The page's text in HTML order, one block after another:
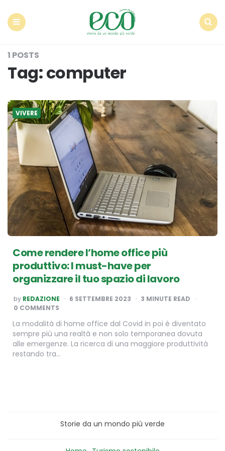
1 POSTS
Tag:computer
VIVERE
Come rendere l’home office più
produttivo: I must-have per
organizzare il tuo spazio di lavoro
POSTED
BY
by REDAZIONE 6 SETTEMBRE 2023 3 MINUTE READ
0 COMMENTS
La modalità di home office dal Covid in poi è diventato
sempre più una realtà e non solo temporanea dovuta
alle emergenze. La ricerca di una maggiore produttività
restando tra…
Storie da un mondo più verde